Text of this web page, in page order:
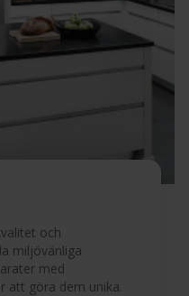
Ladda ner
(DK,NO)
och
miljövänliga
med
att göra dem unika.